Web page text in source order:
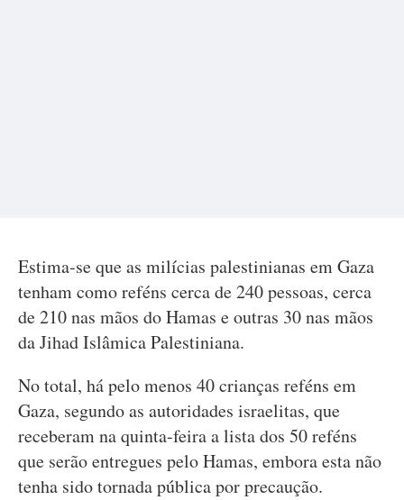
Estima-se que as milícias palestinianas em Gaza
tenham como reféns cerca de 240 pessoas, cerca
de 210 nas mãos do Hamas e outras 30 nas mãos
da Jihad Islâmica Palestiniana.
No total, há pelo menos 40 crianças reféns em
Gaza, segundo as autoridades israelitas, que
receberam na quinta-feira a lista dos 50 reféns
que serão entregues pelo Hamas, embora esta não
tenha sido tornada pública por precaução.